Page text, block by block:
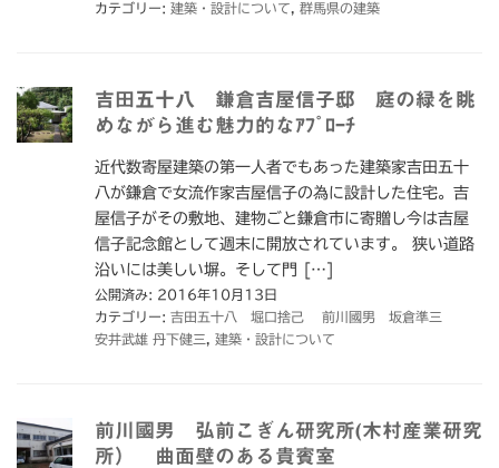
カテゴリー: 建築・設計について 群馬県の建築
吉田五十八 鎌倉吉屋信子邸 庭の緑を眺
めながら進む魅力的なｱﾌﾟﾛｰﾁ
近代数寄屋建築の第一人者でもあった建築家吉田五十
八が鎌倉で女流作家吉屋信子の為に設計した住宅。吉
屋信子がその敷地、建物ごと鎌倉市に寄贈し今は吉屋
信子記念館として週末に開放されています。 狭い道路
沿いには美しい塀。そして門 […]
公開済み: 2016年10月13日
カテゴリー: 吉田五十八 堀口捨己 前川國男 坂倉準三
安井武雄 丹下健三
建築・設計について
前川國男 弘前こぎん研究所(木村産業研究
所） 曲面壁のある貴賓室